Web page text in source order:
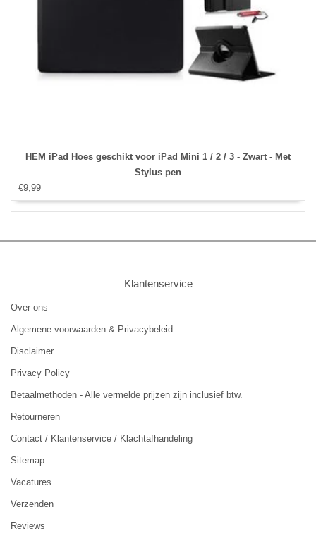
HEM iPad Hoes geschikt voor iPad Mini 1 / 2 / 3 - Zwart - Met
Stylus pen
€9,99
Klantenservice
Over ons
Algemene voorwaarden & Privacybeleid
Disclaimer
Privacy Policy
Betaalmethoden - Alle vermelde prijzen zijn inclusief btw.
Retourneren
Contact / Klantenservice / Klachtafhandeling
Sitemap
Vacatures
Verzenden
Reviews